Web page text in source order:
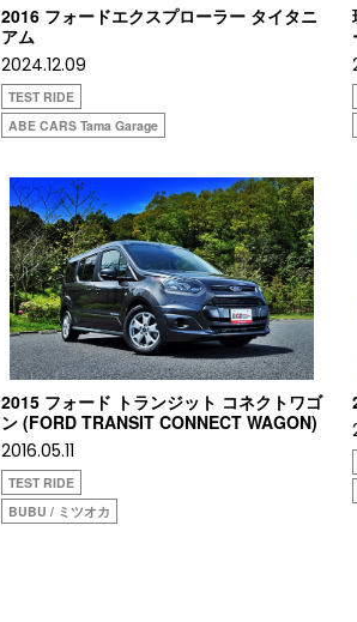
2016 フォードエクスプローラー タイタニ
アム
2024.12.09
TEST RIDE
ABE CARS Tama Garage
2015 フォード トランジット コネクトワゴ
ン (FORD TRANSIT CONNECT WAGON)
2016.05.11
TEST RIDE
BUBU / ミツオカ